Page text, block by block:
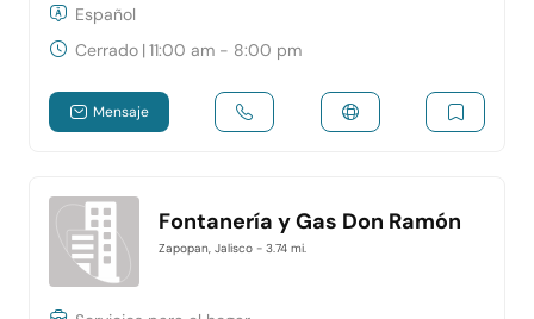
Español
Cerrado |11:00 am - 8:00 pm
Mensaje
Fontanería y Gas Don Ramón
Zapopan, Jalisco - 3.74 mi.